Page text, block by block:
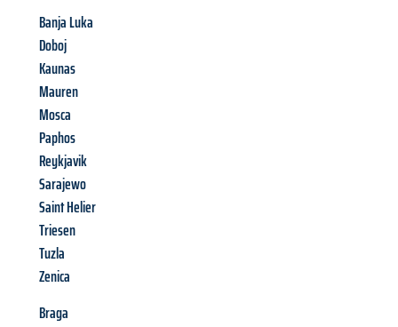
Banja Luka
Doboj
Kaunas
Mauren
Mosca
Paphos
Reykjavik
Sarajewo
Saint Helier
Triesen
Tuzla
Zenica
Braga